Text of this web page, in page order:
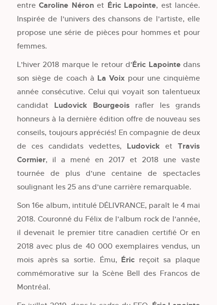
entreCaroline Néronet Éric Lapointe, est lancée.
Inspirée de l’univers des chansons de l’artiste, elle
propose une série de pièces pour hommes et pour
femmes.
L’hiver 2018 marque le retour d’Éric Lapointedans
son siège de coach à La Voix pour une cinquième
année consécutive. Celui qui voyait son talentueux
candidat Ludovick Bourgeois rafler les grands
honneurs à la dernière édition offre de nouveau ses
conseils, toujours appréciés! En compagnie de deux
de ces candidats vedettes, Ludovick et Travis
Cormier, il a mené en 2017 et 2018 une vaste
tournée de plus d’une centaine de spectacles
soulignant les 25 ans d’une carrière remarquable.
Son 16e album, intitulé DÉLIVRANCE, paraît le 4 mai
2018. Couronné du Félix de l’album rock de l’année,
il devenait le premier titre canadien certifié Or en
2018 avec plus de 40 000 exemplaires vendus, un
mois après sa sortie. Ému, Éric reçoit sa plaque
commémorative sur la Scène Bell des Francos de
Montréal.